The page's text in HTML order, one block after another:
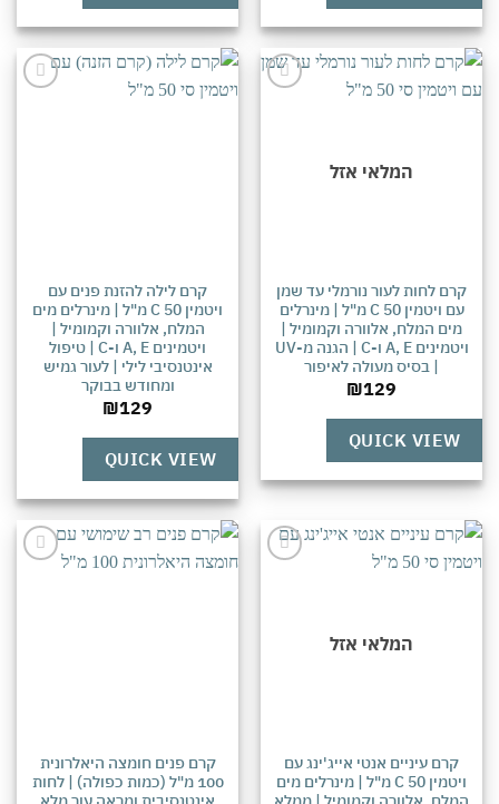
המלאי אזל
לחות לעור נורמלי עד שמן
עם ויטמין C 50 מ"ל | מינרלים
מים המלח, אלוורה וקמומיל |
ויטמינים A, E ו-C | הגנה מ-UV
| בסיס מעולה לאיפור
₪
QUICK VIEW
קרם לילה להזנת פנים עם
ויטמין C 50 מ"ל | מינרלים מים
המלח, אלוורה וקמומיל |
ויטמינים A, E ו-C | טיפול
אינטנסיבי לילי | לעור גמיש
ומחודש בבוקר
₪
QUICK VIEW
המלאי אזל
קרם עיניים אנטי אייג'ינג עם
ויטמין C 50 מ"ל | מינרלים מים
קרם פנים חומצה היאלרונית
100 מ"ל (כמות כפולה) | לחות